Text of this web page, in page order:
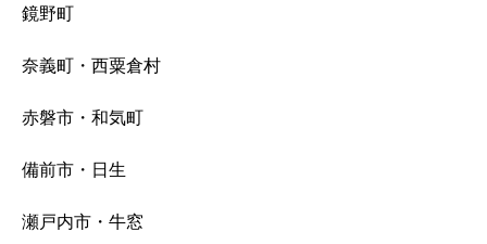
鏡野町
奈義町・西粟倉村
赤磐市・和気町
備前市・日生
瀬戸内市・牛窓